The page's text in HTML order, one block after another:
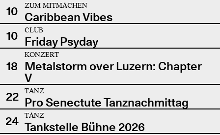
10
ZUM MITMACHEN
Caribbean Vibes
10
CLUB
Friday Psyday
18
KONZERT
Metalstorm over Luzern: Chapter
V
22
TANZ
Pro Senectute Tanznachmittag
24
TANZ
Tankstelle Bühne 2026